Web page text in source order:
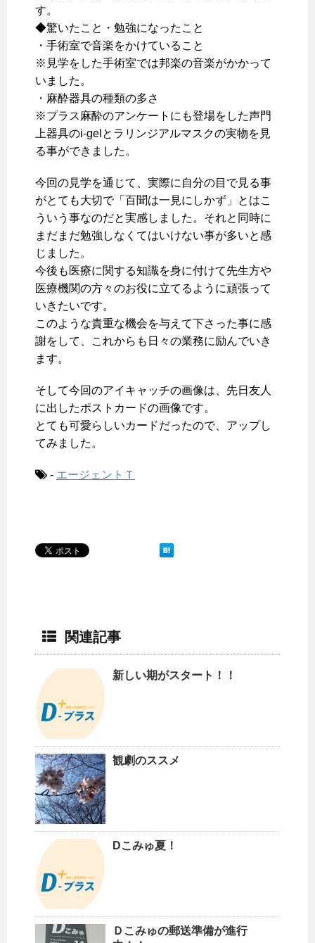
す。
◆驚いたこと・勉強になったこと
・手術室で音楽をかけていること
※見学をした手術室では邦楽の音楽がかかって
いました。
・麻酔器具の種類の多さ
※プラス麻酔のアンケートにも登場をした声門
上器具のi-gelとラリンジアルマスクの実物を見
る事ができました。
今回の見学を通じて、実際に自分の目で見る事
がとても大切で「百聞は一見にしかず」とはこ
ういう事なのだと実感しました。それと同時に
まだまだ勉強しなくてはいけない事が多いと感
じました。
今後も医療に関する知識を身に付けて先生方や
医療機関の方々のお役に立てるように頑張って
いきたいです。
このような貴重な機会を与えて下さった事に感
謝をして、これからも日々の業務に励んでいき
ます。
そして今回のアイキャッチの画像は、先日友人
に出したポストカードの画像です。
とても可愛らしいカードだったので、アップし
てみました。
- エージェントＴ
関連記事
新しい期がスタート！！
観劇のススメ
Dこみゅ夏！
Ｄこみゅの郵送準備が進行